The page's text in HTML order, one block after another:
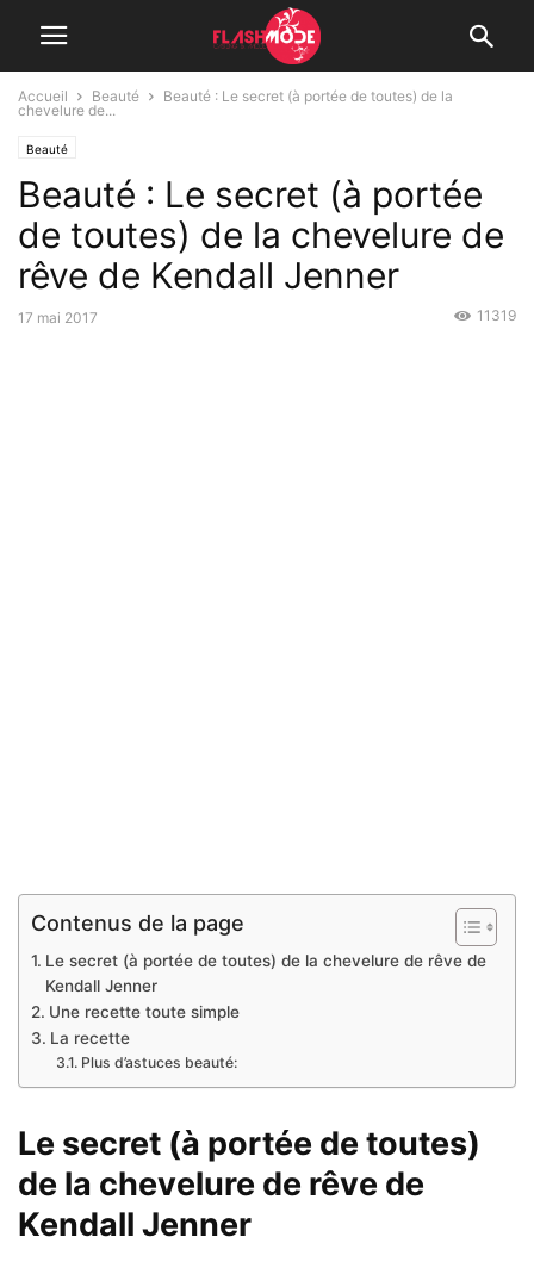
Accueil Beauté
Beauté : Le secret (à portée de toutes) de la
chevelure de...
Beauté
Beauté : Le secret (à portée
de toutes) de la chevelure de
rêve de Kendall Jenner
17 mai 2017 11319
Contenus de la page
Le secret (à portée de toutes) de la chevelure de rêve de
Kendall Jenner
Une recette toute simple
La recette
Plus d’astuces beauté:
Le secret (à portée de toutes)
de la chevelure de rêve de
Kendall Jenner